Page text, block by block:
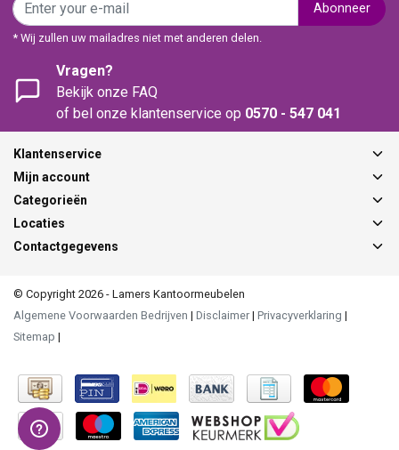
Abonneer
* Wij zullen uw mailadres niet met anderen delen.
Vragen?
Bekijk onze FAQ
of bel onze klantenservice op 0570 - 547 041
Klantenservice
Mijn account
Categorieën
Locaties
Contactgegevens
© Copyright 2026 - Lamers Kantoormeubelen
Algemene Voorwaarden Bedrijven | Disclaimer | Privacyverklaring |
Sitemap |